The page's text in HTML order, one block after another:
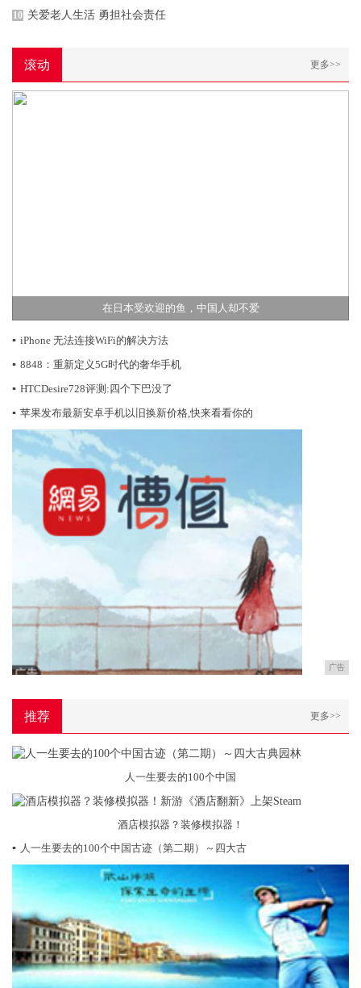
10 关爱老人生活 勇担社会责任
滚动 更多>>
在日本受欢迎的鱼，中国人却不爱
▪ iPhone 无法连接WiFi的解决方法
▪ 8848：重新定义5G时代的奢华手机
▪ HTCDesire728评测:四个下巴没了
▪ 苹果发布最新安卓手机以旧换新价格,快来看看你的
广告
推荐 更多>>
人一生要去的100个中国
酒店模拟器？装修模拟器！
▪ 人一生要去的100个中国古迹（第二期）～四大古